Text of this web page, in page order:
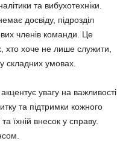
та вибухотехніки.
досвіду, підрозділ
членів команди. Це
хто хоче не лише служити,
складних умовах.
увагу на важливості
та підтримки кожного
їхній внесок у справу.